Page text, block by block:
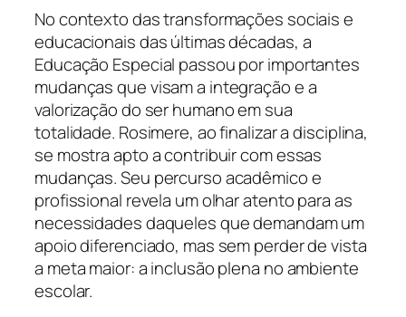
No contexto das transformações sociais e
educacionais das últimas décadas, a
Educação Especial passou por importantes
mudanças que visam a integração e a
valorização do ser humano em sua
totalidade. Rosimere, ao finalizar a disciplina,
se mostra apto a contribuir com essas
mudanças. Seu percurso acadêmico e
profissional revela um olhar atento para as
necessidades daqueles que demandam um
apoio diferenciado, mas sem perder de vista
a meta maior: a inclusão plena no ambiente
escolar.